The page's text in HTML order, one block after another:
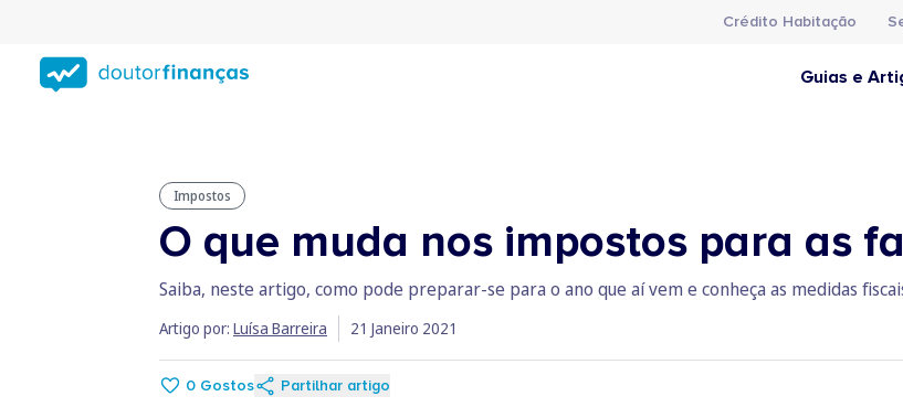
conteúdo
principal
Crédito Habitação
Guias e
Impostos
O que muda nos impostos para as
Saiba, neste artigo, como pode preparar-se para o ano que aí vem e conheça as medidas
Artigo por: Luísa Barreira 21 Janeiro 2021
0 Gostos Partilhar artigo